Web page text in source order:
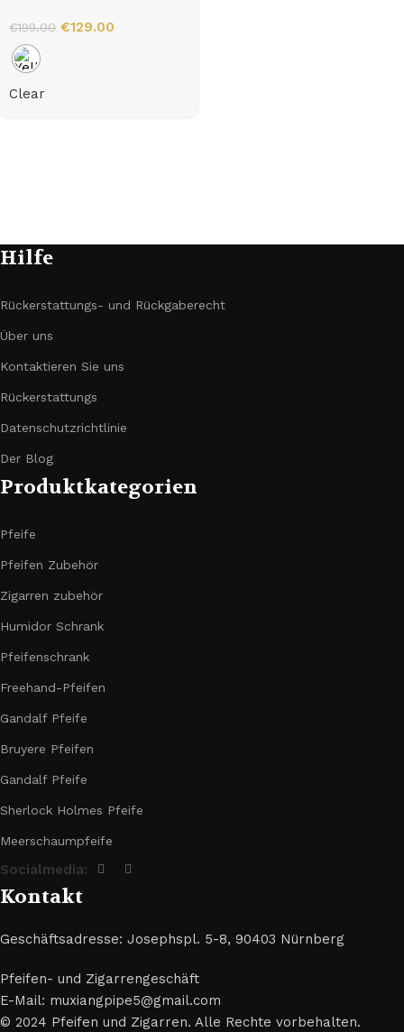
Bruyèreholz
€199.00 €129.00
Clear
Hilfe
Rückerstattungs- und Rückgaberecht
Über uns
Kontaktieren Sie uns
Rückerstattungs
Datenschutzrichtlinie
Der Blog
Produktkategorien
Pfeife
Pfeifen Zubehör
Zigarren zubehör
Humidor Schrank
Pfeifenschrank
Freehand-Pfeifen
Gandalf Pfeife
Bruyere Pfeifen
Gandalf Pfeife
Sherlock Holmes Pfeife
Meerschaumpfeife
Socialmedia:
Kontakt
Geschäftsadresse: Josephspl. 5-8, 90403 Nürnberg
Pfeifen- und Zigarrengeschäft
E-Mail: muxiangpipe5@gmail.com
© 2024 Pfeifen und Zigarren. Alle Rechte vorbehalten.